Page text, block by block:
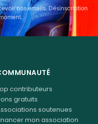
nos emails. Désinscription
contributeurs
gratuits
soutenues
mon association